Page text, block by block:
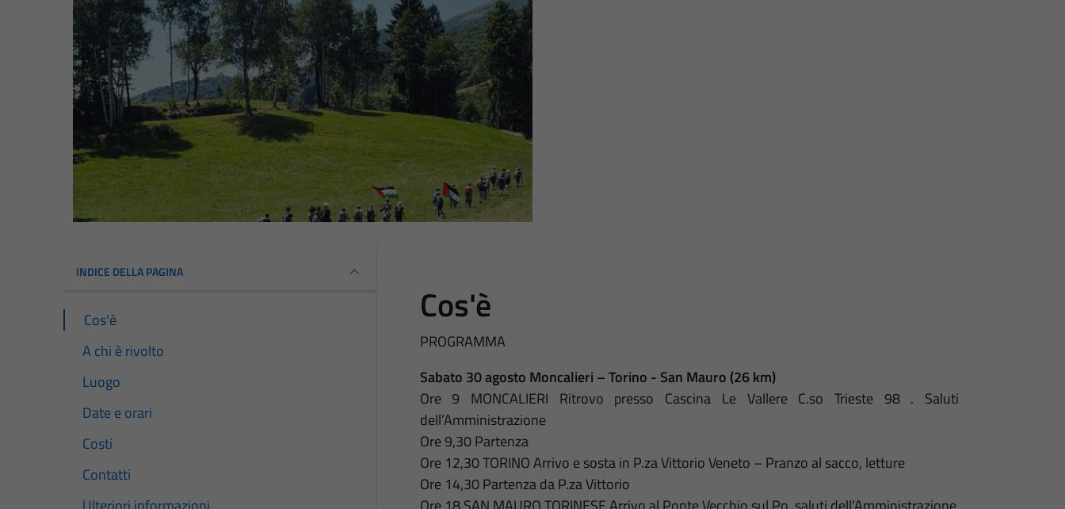
INDICE DELLA PAGINA
Cos'è
A chi è rivolto
Luogo
Date e orari
Costi
Contatti
Cos'è
PROGRAMMA
Sabato 30 agosto Moncalieri – Torino - San Mauro (26 km)
Ore 9 MONCALIERI Ritrovo presso Cascina Le Vallere C.so Trieste 98 . Saluti
dell’Amministrazione
Ore 9,30 Partenza
Ore 12,30 TORINO Arrivo e sosta in P.za Vittorio Veneto – Pranzo al sacco, letture
Ore 14,30 Partenza da P.za Vittorio